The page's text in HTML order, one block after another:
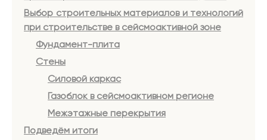
Выбор строительных материалов и технологий
при строительстве в сейсмоактивной зоне
Фундамент-плита
Стены
Силовой каркас
Газоблок в сейсмоактивном регионе
Межэтажные перекрытия
Подведём итоги